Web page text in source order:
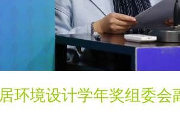
环境设计学年奖组委会